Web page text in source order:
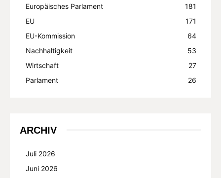
Europäisches Parlament
181
EU
171
EU-Kommission
64
Nachhaltigkeit
53
Wirtschaft
27
Parlament
26
ARCHIV
Juli 2026
Juni 2026